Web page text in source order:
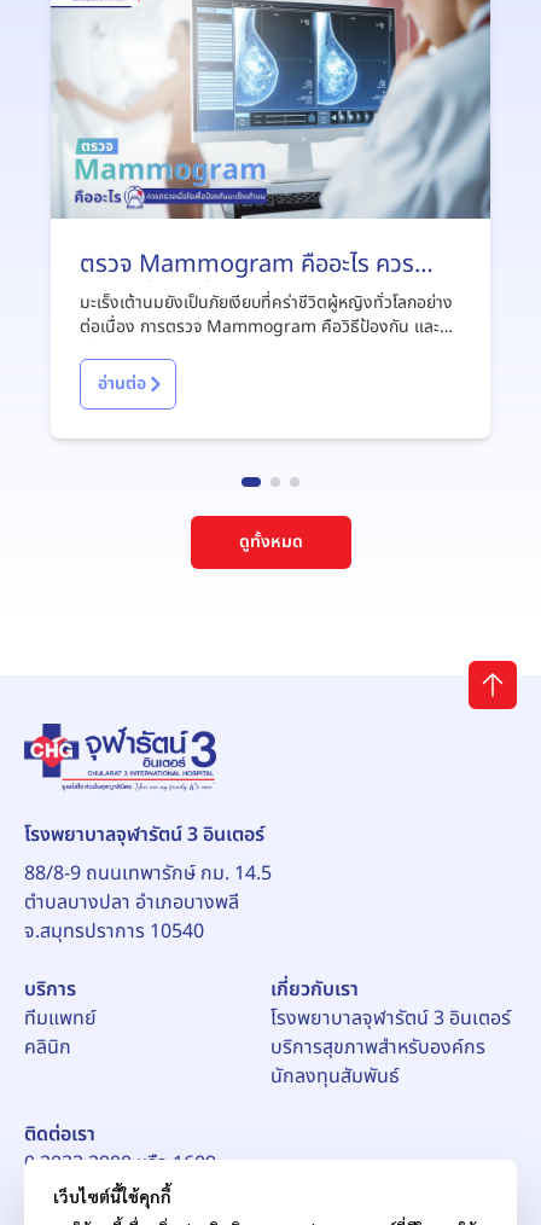
ตรวจ Mammogram คืออะไร ควร
ตรวจเมื่อไรเพื่อป้องกันมะเร็งเต้านม
มะเร็งเต้านมยังเป็นภัยเงียบที่คร่าชีวิตผู้หญิงทั่วโลกอย่าง
ต่อเนื่อง การตรวจ Mammogram คือวิธีป้องกัน และลด
โมแกรมให้มากขึ้นจากบทความนี้
อ่านต่อ
ดูทั้งหมด
โรงพยาบาลจุฬารัตน์ 3 อินเตอร์
88/8-9 ถนนเทพารักษ์ กม. 14.5
ตำบลบางปลา อำเภอบางพลี
จ.สมุทรปราการ 10540
บริการ
ทีมแพทย์
คลินิก
เกี่ยวกับเรา
โรงพยาบาลจุฬารัตน์ 3 อินเตอร์
บริการสุขภาพสำหรับองค์กร
นักลงทุนสัมพันธ์
ติดต่อเรา
0 2033 2900 หรือ 1609
อีเมล์:pr_ch3@chularat.com
เว็บไซต์นี้ใช้คุกกี้